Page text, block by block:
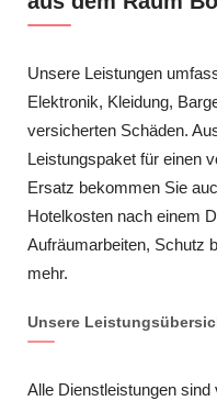
Unsere Leistungen
Elektronik, Kleidung,
versicherten Schäden.
Leistungspaket für einen
Ersatz bekommen Sie
Hotelkosten nach einem
Aufräumarbeiten, Schutz
mehr.
Unsere
Alle Dienstleistungen